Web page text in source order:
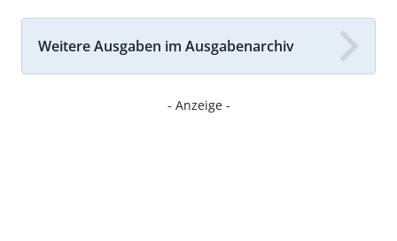
Weitere Ausgaben im Ausgabenarchiv
- Anzeige -